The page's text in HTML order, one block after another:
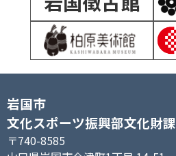
岩国市
文化スポーツ振興部文化財課
〒740-8585